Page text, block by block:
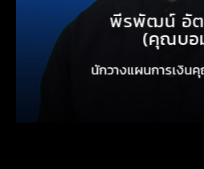
พีรพัฒน์ อัต
(คุณบอ
นักวางแผนการเงิน